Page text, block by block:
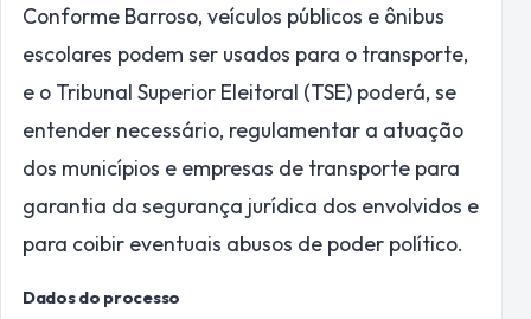
Conforme Barroso, veículos públicos e ônibus
escolares podem ser usados para o transporte,
e o Tribunal Superior Eleitoral (TSE) poderá, se
entender necessário, regulamentar a atuação
dos municípios e empresas de transporte para
garantia da segurança jurídica dos envolvidos e
para coibir eventuais abusos de poder político.
Dados do processo